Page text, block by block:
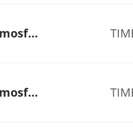
TDS-Resistente aos agentes atmosféricos por 15 anos
TDS-Resistente aos agentes atmosféricos por 10 anos